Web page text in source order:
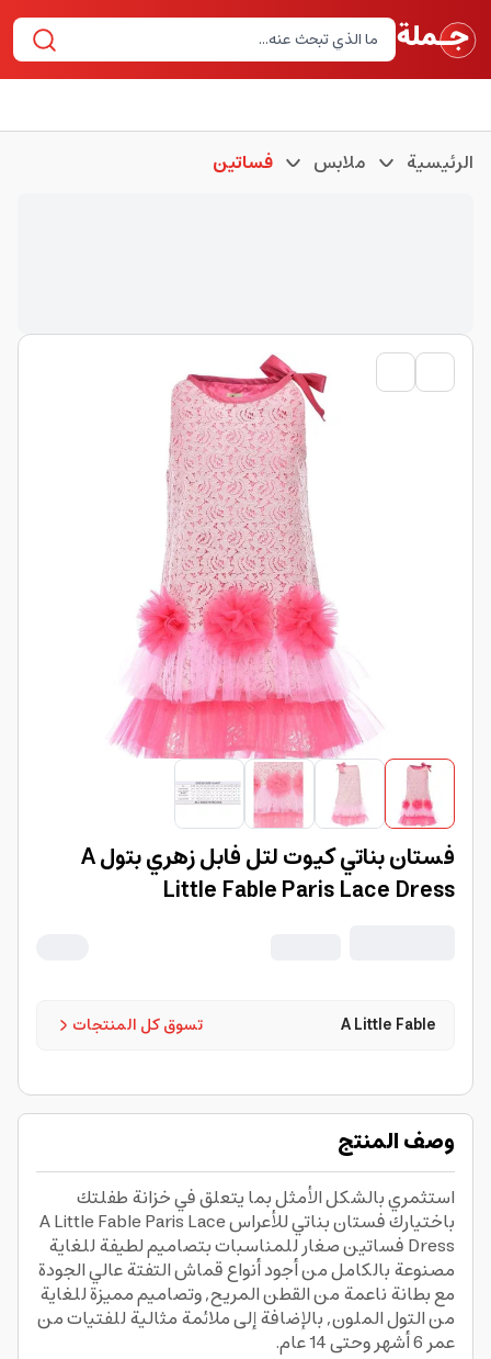
الرئيسية ملابس فساتين
فستان بناتي كيوت لتل فابل زهري بتول A
Little Fable Paris Lace Dress
تسوق كل المنتجات A Little Fable
وصف المنتج
استثمري بالشكل الأمثل بما يتعلق في خزانة طفلتك
باختيارك فستان بناتي للأعراس A Little Fable Paris Lace
Dress فساتين صغار للمناسبات بتصاميم لطيفة للغاية
مصنوعة بالكامل من أجود أنواع قماش التفتة عالي الجودة
مع بطانة ناعمة من القطن المريح, وتصاميم مميزة للغاية
من التول الملون, بالإضافة إلى ملائمة مثالية للفتيات من
عمر 6 أشهر وحتى 14 عام.